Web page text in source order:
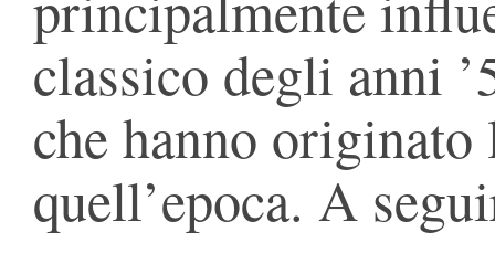
classico degli anni
che hanno
quell’epoca. A